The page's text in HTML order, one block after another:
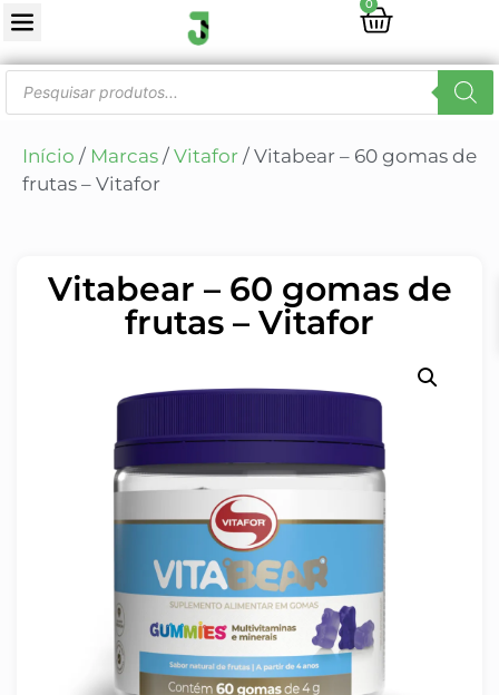
0
Início / Marcas / Vitafor / Vitabear – 60 gomas de
frutas – Vitafor
Vitabear – 60 gomas de
frutas – Vitafor